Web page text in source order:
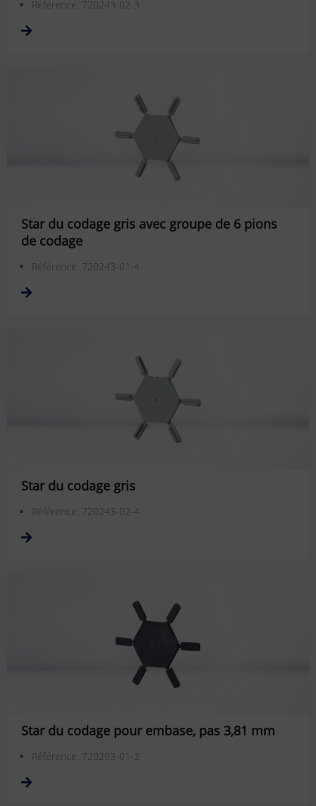
Référence: 720243-02-3
Star du codage gris avec groupe de 6 pions
de codage
Référence: 720243-01-4
Star du codage gris
Référence: 720243-02-4
Star du codage pour embase, pas 3,81 mm
Référence: 720293-01-2